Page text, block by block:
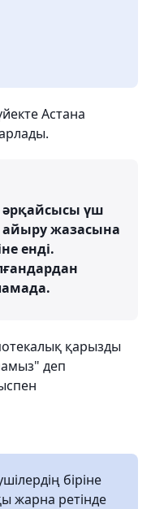
Астана
әрқайсысы үш
жазасына
енді.
қарызды
деп
біріне
жарна ретінде